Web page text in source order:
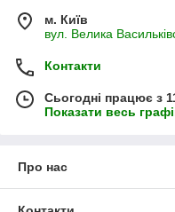
м. Київ
вул. Велика
Контакти
Сьогодні працює з
Показати весь
Про нас